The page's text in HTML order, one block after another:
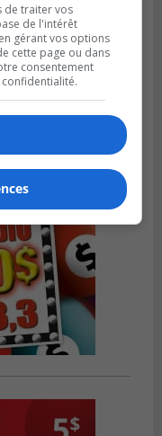
curieux à
de traiter vos
de l'intérêt
gérant vos options
cette page ou dans
consentement